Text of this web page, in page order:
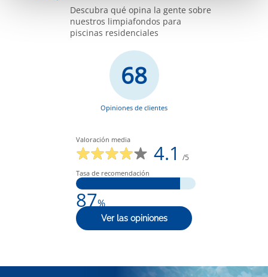
Descubra qué opina la gente sobre
nuestros limpiafondos para
piscinas residenciales
68
Opiniones de clientes
Valoración media
4.1 /5
Tasa de recomendación
87%
Ver las opiniones